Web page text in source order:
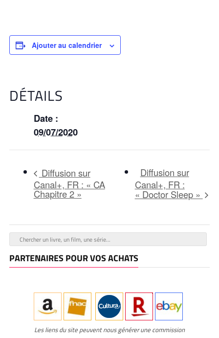
Ajouter au calendrier
DÉTAILS
Date :
09/07/2020
Diffusion sur
Canal+, FR : « CA
Chapitre 2 »
Diffusion sur
Canal+, FR :
« Doctor Sleep »
PARTENAIRES POUR VOS ACHATS
Les liens du site peuvent nous générer une commission